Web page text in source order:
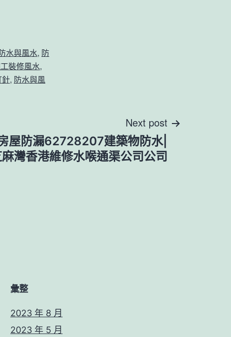
水與風水, 防
裝修風水,
針, 防水與風
Next post
屋防漏62728207建築物防水|
灣香港維修水喉通渠公司公司
彙整
2023 年 8 月
2023 年 5 月